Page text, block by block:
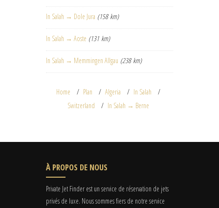
In Salah → Dole Jura (158 km)
In Salah → Aoste (131 km)
In Salah → Memmingen Allgau (238 km)
Home Plan Algeria
In Salah
Switzerland
In Salah → Berne
À PROPOS DE NOUS
Private Jet Finder est un service de réservation de jets
privés de luxe. Nous sommes fiers de notre service